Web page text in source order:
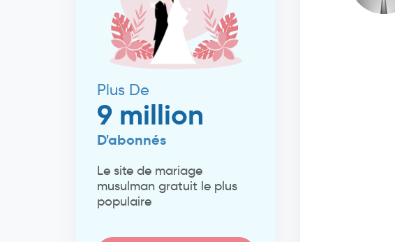
Plus De
9 million
D'abonnés
Le site de mariage
musulman gratuit le plus
populaire